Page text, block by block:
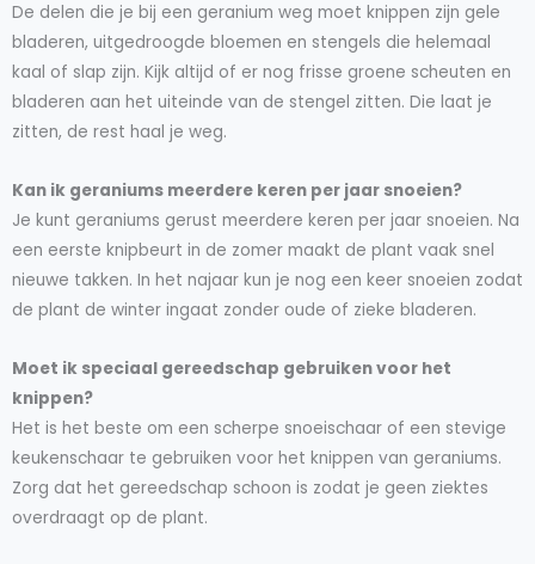
De delen die je bij een geranium weg moet knippen zijn gele
bladeren, uitgedroogde bloemen en stengels die helemaal
kaal of slap zijn. Kijk altijd of er nog frisse groene scheuten en
bladeren aan het uiteinde van de stengel zitten. Die laat je
zitten, de rest haal je weg.
Kan ik geraniums meerdere keren per jaar snoeien?
Je kunt geraniums gerust meerdere keren per jaar snoeien. Na
een eerste knipbeurt in de zomer maakt de plant vaak snel
nieuwe takken. In het najaar kun je nog een keer snoeien zodat
de plant de winter ingaat zonder oude of zieke bladeren.
Moet ik speciaal gereedschap gebruiken voor het
knippen?
Het is het beste om een scherpe snoeischaar of een stevige
keukenschaar te gebruiken voor het knippen van geraniums.
Zorg dat het gereedschap schoon is zodat je geen ziektes
overdraagt op de plant.